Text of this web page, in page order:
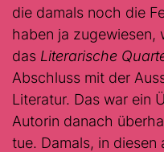
die damals noch die
haben ja zugewiesen,
das Literarische
Abschluss mit der
Literatur. Das war ein
Autorin danach
tue. Damals, in diesen